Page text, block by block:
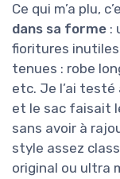
Ce qui m’a plu,
dans sa forme :
fioritures
tenues : robe
etc. Je l’ai
et le sac faisait
sans avoir à
style assez
original ou ultra